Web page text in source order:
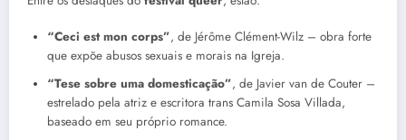
“Ceci est mon corps”, de Jérôme Clément-Wilz – obra forte
que expõe abusos sexuais e morais na Igreja.
“Tese sobre uma domesticação”, de Javier van de Couter –
estrelado pela atriz e escritora trans Camila Sosa Villada,
baseado em seu próprio romance.